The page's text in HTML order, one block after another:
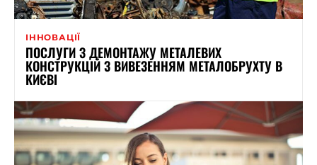
ІННОВАЦІЇ
ПОСЛУГИ З ДЕМОНТАЖУ МЕТАЛЕВИХ
КОНСТРУКЦІЙ З ВИВЕЗЕННЯМ МЕТАЛОБРУХТУ В
КИЄВІ